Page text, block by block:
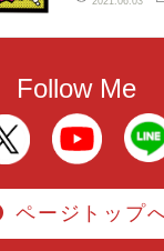
Follow Me
ページトップ